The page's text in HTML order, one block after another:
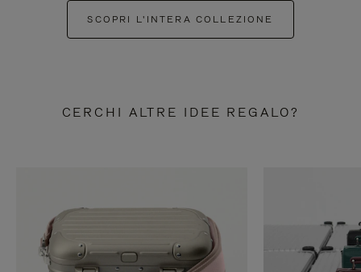
SCOPRI L'INTERA COLLEZIONE
CERCHI ALTRE IDEE REGALO?